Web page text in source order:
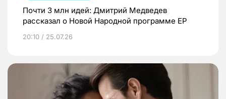
Почти 3 млн идей: Дмитрий Медведев
рассказал о Новой Народной программе ЕР
20:10 / 25.07.26